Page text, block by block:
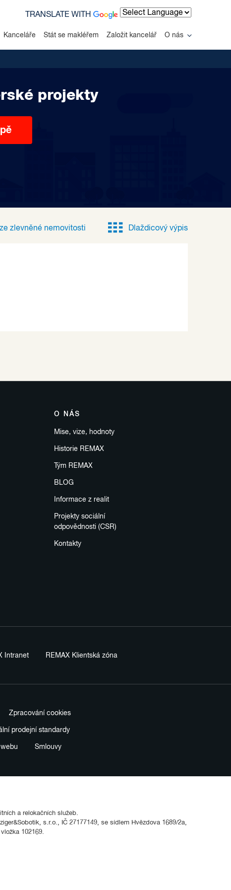
Kanceláře Stát se makléřem Založit kancelář O nás
TRANSLATE WITH
projekty
zlevněné nemovitosti Dlaždicový výpis
O NÁS
Mise, vize, hodnoty
Historie REMAX
Tým REMAX
BLOG
Informace z realit
Projekty sociální
odpovědnosti (CSR)
Kontakty
Intranet REMAX Klientská zóna
Zpracování cookies
prodejní standardy
Smlouvy
a relokačních služeb.
s.r.o., IČ 27177149, se sídlem Hvězdova 1689/2a,
102169.